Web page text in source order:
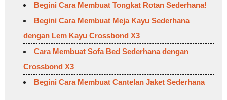
Begini Cara Membuat Tongkat Rotan Sederhana!
Begini Cara Membuat Meja Kayu Sederhana
dengan Lem Kayu Crossbond X3
Cara Membuat Sofa Bed Sederhana dengan
Crossbond X3
Begini Cara Membuat Cantelan Jaket Sederhana